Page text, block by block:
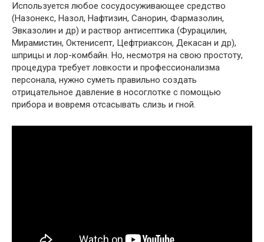
Используется любое сосудосуживающее средство
(Назонекс, Назол, Нафтизин, Санорин, Фармазолин,
Эвказолин и др) и раствор антисептика (Фурацилин,
Мирамистин, Октенисепт, Цефтриаксон, Декасан и др),
шприцы и лор-комбайн. Но, несмотря на свою простоту,
процедура требует ловкости и профессионализма
персонала, нужно суметь правильно создать
отрицательное давление в носоглотке с помощью
прибора и вовремя отсасывать слизь и гной.